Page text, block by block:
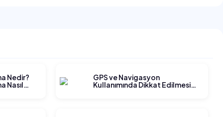
Nedir?
Nasıl
GPS ve Navigasyon
Kullanımında Dikkat Edilmesi